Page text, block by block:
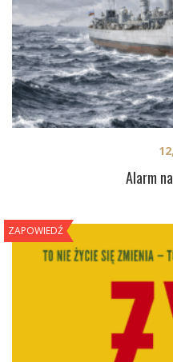
Alarm
ZAPOWIEDŹ